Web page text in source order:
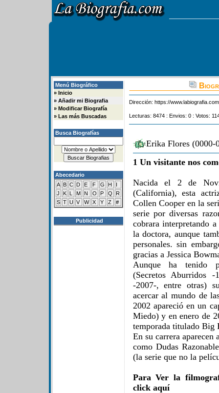
Menú Biográfico
» Inicio
» Añadir mi Biografia
» Modificar Biografía
» Las más Buscadas
Busca Biografías
Abecedario
A B C D E F G H
I
J
K L M N O P Q
R
S T U V W X Y Z #
Publicidad
Dirección: https://
Lecturas: 8474 : Envios: 0 : Votos:
Erika Flores (0000-
1 Un visitante nos
Nacida el 2 de
(California), esta
Collen Cooper en la
serie por diversas
cobrara interpretando
la doctora, aunque
personales. sin
gracias a Jessica
Aunque ha tenido
(Secretos Aburridos
-2007-, entre otras)
acercar al mundo de
2002 apareció en un
Miedo) y en enero de
temporada titulado Big
En su carrera aparecen
como Dudas
(la serie que no la
Para Ver la
click aquí